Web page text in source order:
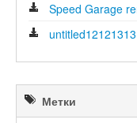
Speed Garage
Метки